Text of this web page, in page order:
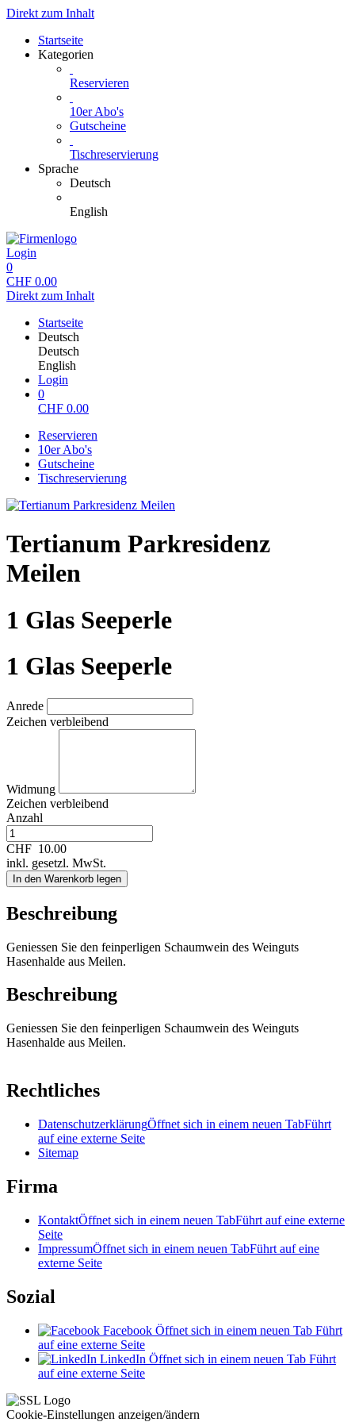
Direkt zum Inhalt
Startseite
Kategorien
Reservieren
10er Abo's
Gutscheine
Tischreservierung
Sprache
Deutsch
English
Login
0
CHF 0.00
Direkt zum Inhalt
Startseite
Deutsch
Deutsch
English
Login
0
CHF 0.00
Reservieren
10er Abo's
Gutscheine
Tischreservierung
Tertianum Parkresidenz
Meilen
1 Glas Seeperle
1 Glas Seeperle
Anrede
Zeichen verbleibend
Widmung
Zeichen verbleibend
Anzahl
CHF 10.00
inkl. gesetzl. MwSt.
In den Warenkorb legen
Beschreibung
Geniessen Sie den feinperligen Schaumwein des Weinguts
Hasenhalde aus Meilen.
Beschreibung
Geniessen Sie den feinperligen Schaumwein des Weinguts
Hasenhalde aus Meilen.
Rechtliches
DatenschutzerklärungÖffnet sich in einem neuen TabFührt
auf eine externe Seite
Sitemap
Firma
KontaktÖffnet sich in einem neuen TabFührt auf eine externe
Seite
ImpressumÖffnet sich in einem neuen TabFührt auf eine
externe Seite
Sozial
Facebook Öffnet sich in einem neuen Tab Führt
auf eine externe Seite
LinkedIn Öffnet sich in einem neuen Tab Führt
auf eine externe Seite
Cookie-Einstellungen anzeigen/ändern